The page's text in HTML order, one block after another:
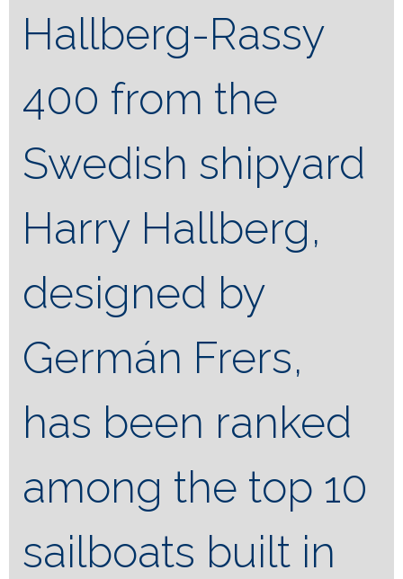
Hallberg-Rassy
400 from the
Swedish shipyard
Harry Hallberg,
designed by
Germán Frers,
has been ranked
among the top 10
sailboats built in